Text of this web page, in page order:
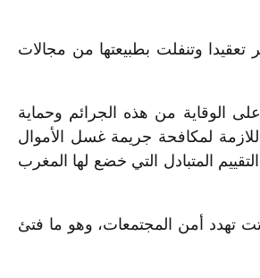
تعقيدا وتنفلت بطبيعتها من مجالات
الوقاية من هذه الجرائم وحماية
لمكافحة جريمة غسل الأموال
المتبادل التي خضع لها المغرب
تهدد أمن المجتمعات، وهو ما فتئ